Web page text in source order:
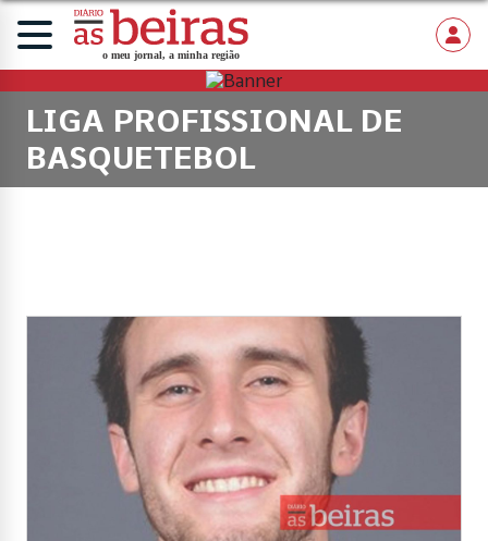
LIGA PROFISSIONAL DE
BASQUETEBOL